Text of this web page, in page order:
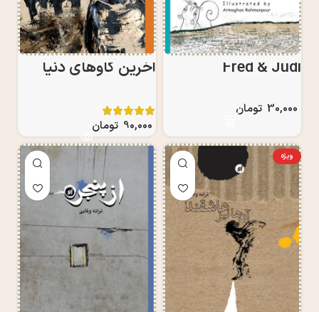
Fred & Judi
30,000 تومان
آخرین گاوهای دنیا
90,000 تومان
ویژه